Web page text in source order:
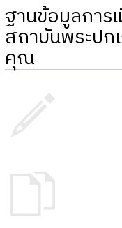
ฐานข้อมูลการ
สถาบันพระปก
คุณ